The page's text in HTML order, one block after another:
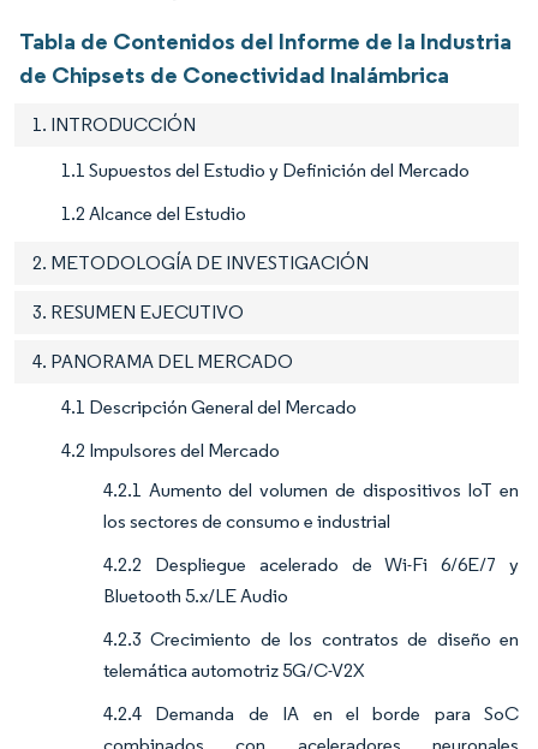
Tabla de Contenidos del Informe de la Industria
de Chipsets de Conectividad Inalámbrica
1. INTRODUCCIÓN
1.1 Supuestos del Estudio y Definición del Mercado
1.2 Alcance del Estudio
2. METODOLOGÍA DE INVESTIGACIÓN
3. RESUMEN EJECUTIVO
4. PANORAMA DEL MERCADO
4.1 Descripción General del Mercado
4.2 Impulsores del Mercado
4.2.1 Aumento del volumen de dispositivos IoT en
los sectores de consumo e industrial
4.2.2 Despliegue acelerado de Wi-Fi 6/6E/7 y
Bluetooth 5.x/LE Audio
4.2.3 Crecimiento de los contratos de diseño en
telemática automotriz 5G/C-V2X
4.2.4 Demanda de IA en el borde para SoC